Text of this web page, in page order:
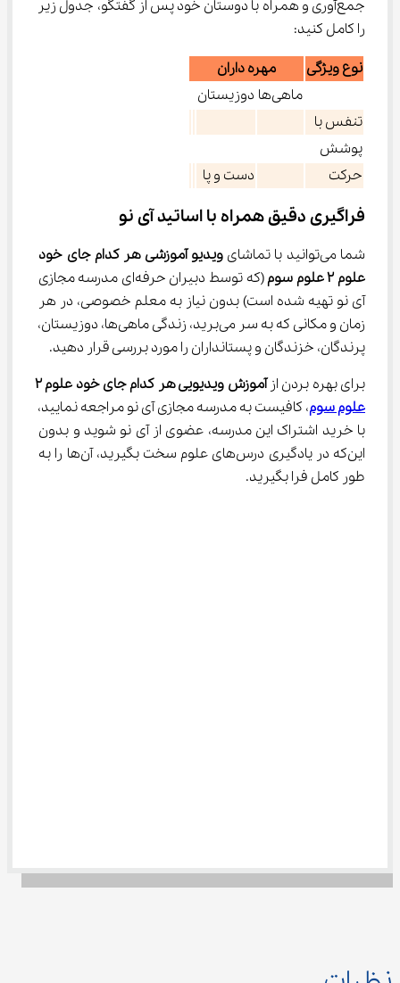
جمع‌آوری و همراه با دوستان خود پس از گفتگو، جدول زیر
را کامل کنید:
نوع ویژگی
مهره داران
ماهی‌ها دوزیستان
تنفس با
پوشش
حرکت
دست و پا
فراگیری دقیق همراه با اساتید آی نو
شما می‌توانید با تماشای
ویدیو آموزشی هر کدام جای خود
علوم ۲ علوم سوم
(که توسط دبیران حرفه‌ای مدرسه‌ مجازی
آی نو تهیه شده است) بدون نیاز به معلم خصوصی، در هر
زمان و مکانی که به سر می‌برید، زندگی ماهی‌ها، دوزیستان،
پرندگان، خزندگان و پستانداران را مورد بررسی قرار دهید.
برای بهره بردن از آموزش ویدیویی هر کدام جای خود علوم ۲
علوم سوم، کافیست به مدرسه مجازی آی نو مراجعه نمایید،
با خرید اشتراک این مدرسه، عضوی از آی نو شوید و بدون
این‌که در یادگیری درس‌های علوم سخت بگیرید، آن‌ها را به
طور کامل فرا بگیرید.